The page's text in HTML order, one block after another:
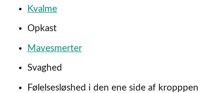
Kvalme
Opkast
Mavesmerter
Svaghed
Følelsesløshed i den ene side af kropppen